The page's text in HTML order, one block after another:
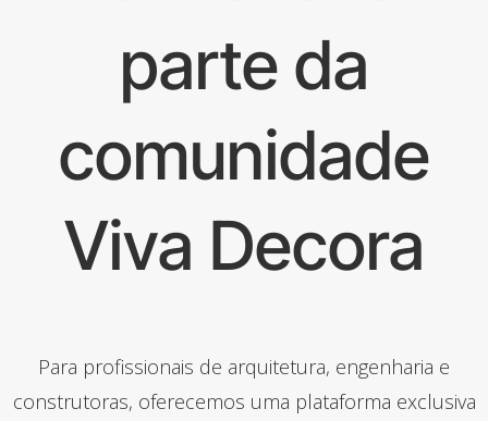
parte da
comunidade
Viva Decora
Para profissionais de arquitetura, engenharia e
construtoras, oferecemos uma plataforma exclusiva